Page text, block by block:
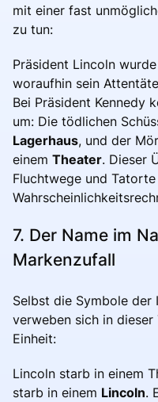
mit einer fast
zu tun:
Präsident Lincoln
woraufhin sein
Bei Präsident Kennedy
um: Die tödlichen
Lagerhaus, und der
einem Theater. Dieser
Fluchtwege und
7. Der Name im
Markenzufall
Selbst die Symbole der
verweben sich in
Einheit:
Lincoln starb in einem
starb in einem Lincoln.